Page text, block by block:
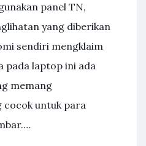
panel TN,
yang diberikan
sendiri mengklaim
pada laptop ini ada
memang
cocok untuk para